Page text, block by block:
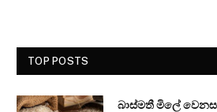
TOP POSTS
බාස්මතී මිලේ